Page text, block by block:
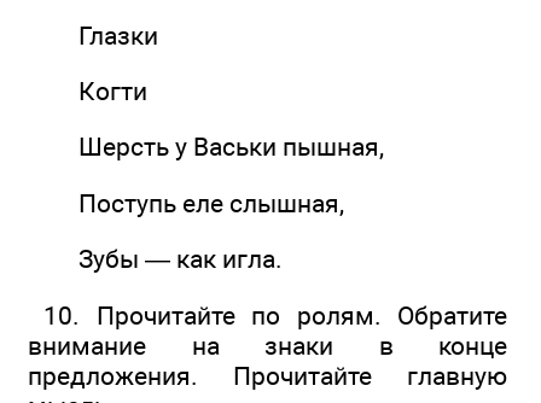
Глазки
Когти
Шерсть у Васьки пышная,
Поступь еле слышная,
Зубы — как игла.
10. Прочитайте по ролям. Обратите
внимание на знаки в конце
предложения. Прочитайте главную